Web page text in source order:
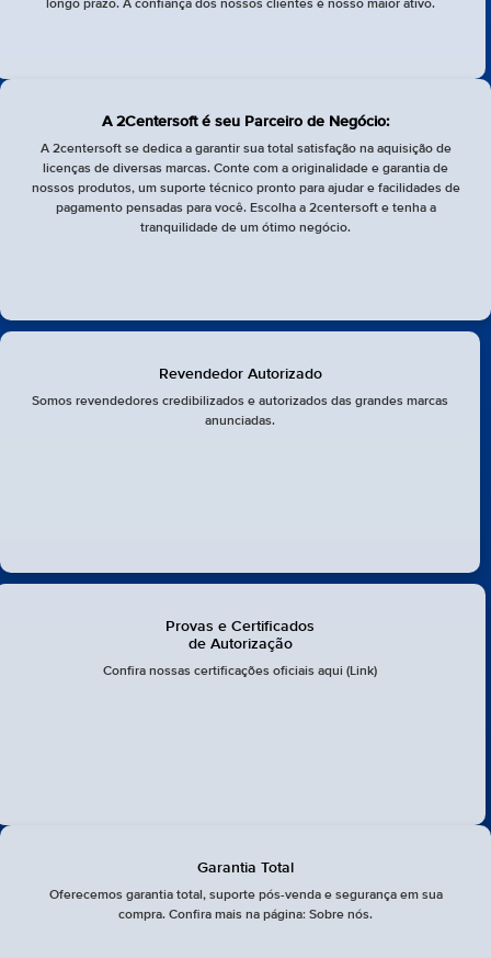
longo prazo. A confiança dos nossos clientes é nosso maior ativo.
A 2Centersoft é seu Parceiro de Negócio:
A 2centersoft se dedica a garantir sua total satisfação na aquisição de
licenças de diversas marcas. Conte com a originalidade e garantia de
nossos produtos, um suporte técnico pronto para ajudar e facilidades de
pagamento pensadas para você. Escolha a 2centersoft e tenha a
tranquilidade de um ótimo negócio.
Revendedor Autorizado
Somos revendedores credibilizados e autorizados das grandes marcas
anunciadas.
Provas e Certificados
de Autorização
Confira nossas certificações oficiais aqui (Link)
Garantia Total
Oferecemos garantia total, suporte pós-venda e segurança em sua
compra. Confira mais na página: Sobre nós.